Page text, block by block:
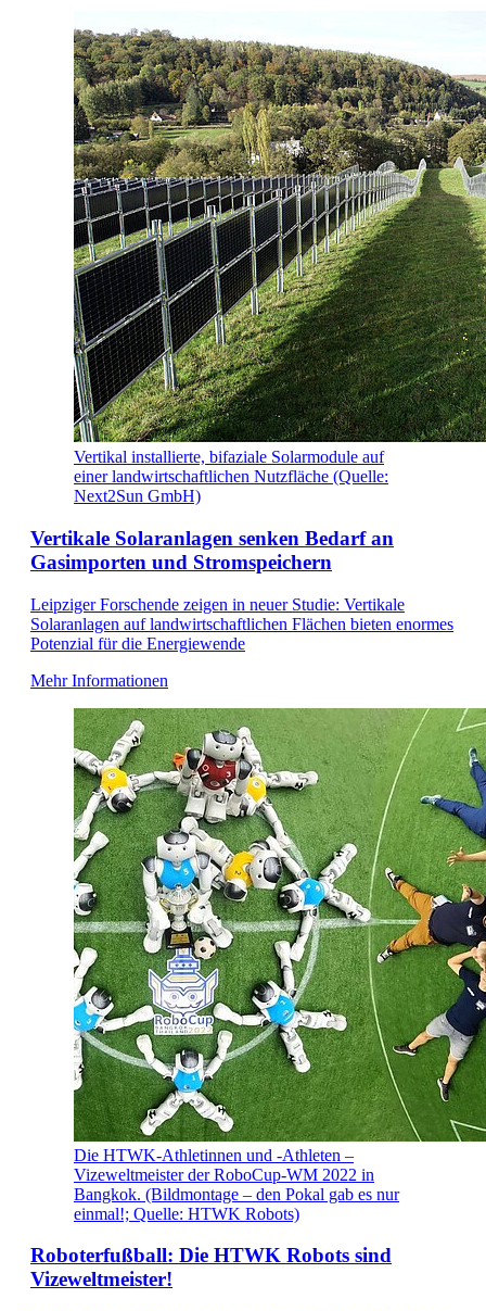
Vertikal installierte, bifaziale Solarmodule auf
einer landwirtschaftlichen Nutzfläche (Quelle:
Next2Sun GmbH)
Vertikale Solaranlagen senken Bedarf an
Gasimporten und Stromspeichern
Leipziger Forschende zeigen in neuer Studie: Vertikale
Solaranlagen auf landwirtschaftlichen Flächen bieten enormes
Potenzial für die Energiewende
Mehr Informationen
Die HTWK-Athletinnen und -Athleten –
Vizeweltmeister der RoboCup-WM 2022 in
Bangkok. (Bildmontage – den Pokal gab es nur
einmal!; Quelle: HTWK Robots)
Roboterfußball: Die HTWK Robots sind
Vizeweltmeister!